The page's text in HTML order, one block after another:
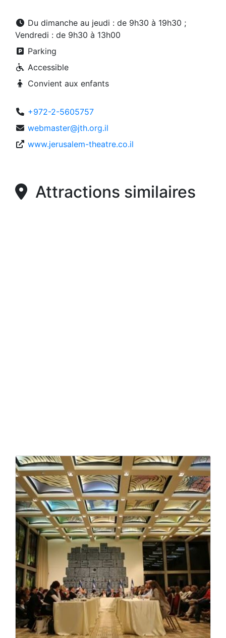
Du dimanche au jeudi : de 9h30 à 19h30 ;
Vendredi : de 9h30 à 13h00
Parking
Accessible
Convient aux enfants
+972-2-5605757
webmaster@jth.org.il
www.jerusalem-theatre.co.il
Attractions similaires